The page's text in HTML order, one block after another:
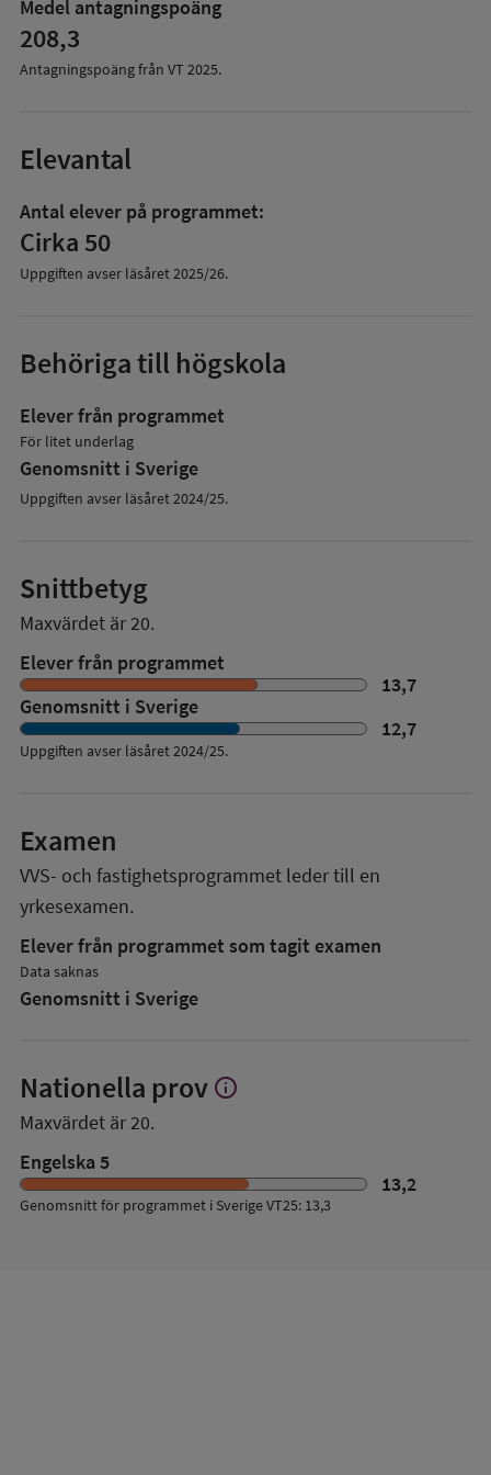
Medel antagningspoäng
208,3
Antagningspoäng från VT 2025.
Elevantal
Antal elever på programmet:
Cirka 50
Uppgiften avser läsåret2025/26.
Behöriga till högskola
Elever från programmet
För litet underlag
Genomsnitt i Sverige
Uppgiften avser läsåret 2024/25.
Snittbetyg
Maxvärdet är 20.
Elever från programmet
13,7
Genomsnitt i Sverige
12,7
Uppgiften avser läsåret2024/25.
Examen
VVS- och fastighetsprogrammet leder till en
yrkesexamen.
Elever från programmet som tagit examen
Data saknas
Genomsnitt i Sverige
Nationella prov Visa
prov
info
Maxvärdet är 20.
Engelska 5
13,2
Genomsnitt för programmet i Sverige VT25: 13,3